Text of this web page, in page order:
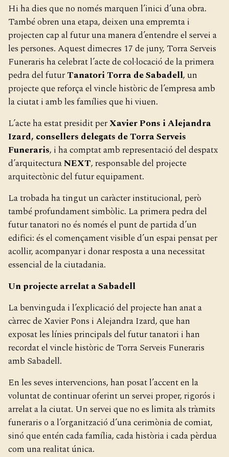
Hi ha dies que no només marquen l’inici d’una obra.
També obren una etapa, deixen una empremta i
projecten cap al futur una manera d’entendre el servei a
les persones. Aquest dimecres 17 de juny, Torra Serveis
Funeraris ha celebrat l’acte de col·locació de la primera
pedra del futurTanatori Torra de Sabadell, un
projecte que reforça el vincle històric de l’empresa amb
la ciutat i amb les famílies que hi viuen.
L’acte ha estat presidit perXavier Pons i Alejandra
Izard, consellers delegats de Torra Serveis
Funeraris, i ha comptat amb representació del despatx
d’arquitecturaNEXT, responsable del projecte
arquitectònic del futur equipament.
La trobada ha tingut un caràcter institucional, però
també profundament simbòlic. La primera pedra del
futur tanatori no és només el punt de partida d’un
edifici: és el començament visible d’un espai pensat per
acollir, acompanyar i donar resposta a una necessitat
essencial de la ciutadania.
Un projecte arrelat a Sabadell
La benvinguda i l’explicació del projecte han anat a
càrrec de Xavier Pons i Alejandra Izard, que han
exposat les línies principals del futur tanatori i han
recordat el vincle històric de Torra Serveis Funeraris
amb Sabadell.
En les seves intervencions, han posat l’accent en la
voluntat de continuar oferint un servei proper, rigorós i
arrelat a la ciutat. Un servei que no es limita als tràmits
funeraris o a l’organització d’una cerimònia de comiat,
sinó que entén cada família, cada història i cada pèrdua
com una realitat única.